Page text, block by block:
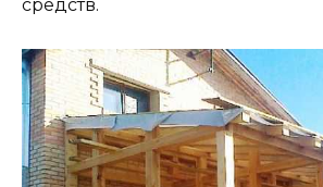
средств.